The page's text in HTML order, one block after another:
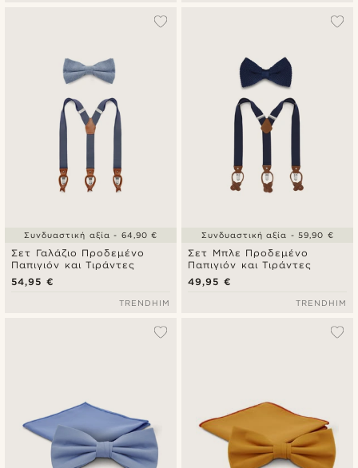
Σετ Γαλάζιο Προδεμένο
Παπιγιόν και Τιράντες
54,95 €
Συνδυαστική αξία - 64,90 €
TRENDHIM
Σετ Μπλε Προδεμένο
Παπιγιόν και Τιράντες
49,95 €
Συνδυαστική αξία - 59,90 €
TRENDHIM